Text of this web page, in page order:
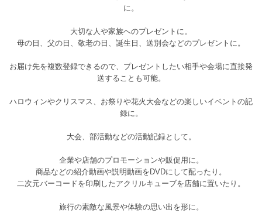
に。
大切な人や家族へのプレゼントに。
母の日、父の日、敬老の日、誕生日、送別会などのプレゼントに。
お届け先を複数登録できるので、プレゼントしたい相手や会場に直接発
送することも可能。
ハロウィンやクリスマス、お祭りや花火大会などの楽しいイベントの記
録に。
大会、部活動などの活動記録として。
企業や店舗のプロモーションや販促用に。
商品などの紹介動画や説明動画をDVDにして配ったり。
二次元バーコードを印刷したアクリルキューブを店舗に置いたり。
旅行の素敵な風景や体験の思い出を形に。